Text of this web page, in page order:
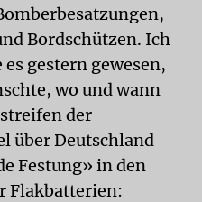
Bordschützen. Ich
gestern gewesen,
wo und wann
der
über Deutschland
Festung» in den
Flakbatterien: